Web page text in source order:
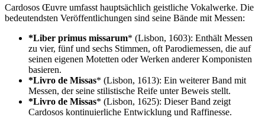
Cardosos Œuvre umfasst hauptsächlich geistliche Vokalwerke. Die
bedeutendsten Veröffentlichungen sind seine Bände mit Messen:
*Liber primus missarum* (Lisbon, 1603): Enthält Messen
zu vier, fünf und sechs Stimmen, oft Parodiemessen, die auf
seinen eigenen Motetten oder Werken anderer Komponisten
basieren.
*Livro de Missas* (Lisbon, 1613): Ein weiterer Band mit
Messen, der seine stilistische Reife unter Beweis stellt.
*Livro de Missas* (Lisbon, 1625): Dieser Band zeigt
Cardosos kontinuierliche Entwicklung und Raffinesse.